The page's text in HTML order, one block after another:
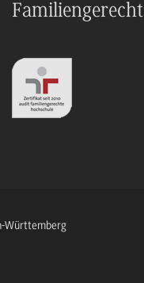
Familiengerecht
Württemberg